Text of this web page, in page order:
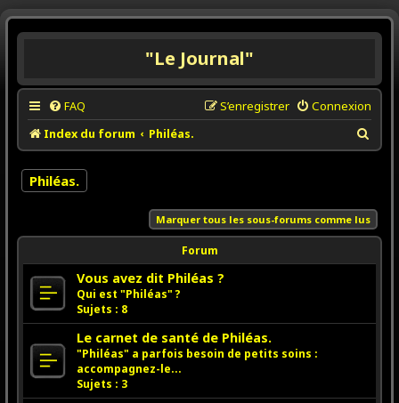
"Le Journal"
FAQ Connexion
S’enregistrer
Index du forum
Philéas.
e
c
Philéas.
Marquer tous les sous-forums comme lus
Forum
Vous avez dit Philéas ?
Qui est "Philéas" ?
Sujets : 8
Le carnet de santé de Philéas.
"Philéas" a parfois besoin de petits soins :
accompagnez-le...
Sujets : 3